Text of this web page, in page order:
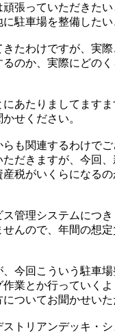
張っていただきた
駐車場を整備した
たわけですが、実
のか、実際にどの
あたりましてます
せください。
も関連するわけで
だきますが、今回
税がいくらになる
管理システムにつ
んので、年間の想
今回こういう駐車
業とか行っていく
ついてお聞かせい
トリアンデッキ・